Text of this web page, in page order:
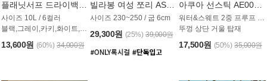
사이즈 10L / 6컬러
블랙,그레이,카키,화이트,옐로우,핑크
13,600원 (60%) 34,000원
사이즈 230~250 / 굽 6cm
29,300원 (25%) 39,000원
워터&스웨트 2중 프루프 / SPF 50+
뚜껑 상단 거울 탑재
17,500원 (50%) 35,000원